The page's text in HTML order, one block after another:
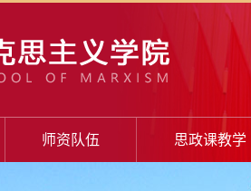
师资队伍 思政课教学